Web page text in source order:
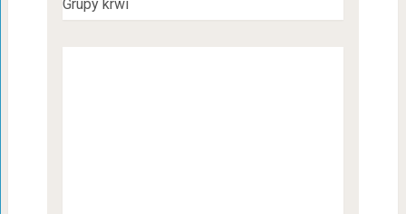
Grupy krwi